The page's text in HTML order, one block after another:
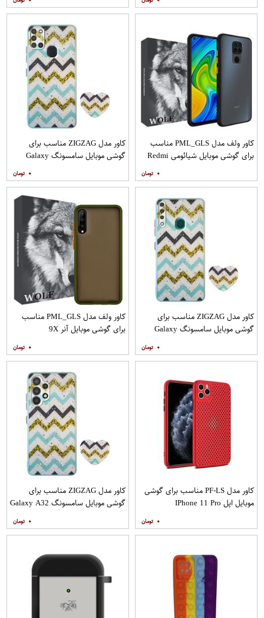
مات
کاور ولف مدل PML_GLS مناسب
برای گوشی موبایل شیائومی Redmi
۰
کاور مدل ZIGZAG مناسب برای
گوشی موبایل سامسونگ Galaxy
۰
کاور مدل ZIGZAG مناسب برای
گوشی موبایل سامسونگ Galaxy
۰
کاور ولف مدل PML_GLS مناسب
برای گوشی موبایل آنر 9X
۰
کاور مدل PF-LS مناسب برای گوشی
موبایل اپل IPhone 11 Pro
۰
کاور مدل ZIGZAG مناسب برای
گوشی موبایل سامسونگ Galaxy A32
۰